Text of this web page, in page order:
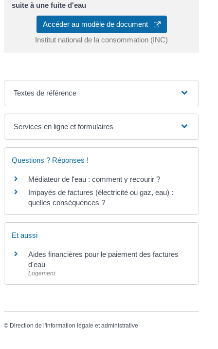
suite à une fuite d'eau
Accéder au modèle de document
Institut national de la consommation (INC)
Textes de référence
Services en ligne et formulaires
Questions ? Réponses !
Médiateur de l'eau : comment y recourir ?
Impayés de factures (électricité ou gaz, eau) :
quelles conséquences ?
Et aussi
Aides financières pour le paiement des factures
d'eau
Logement
© Direction de l'information légale et administrative